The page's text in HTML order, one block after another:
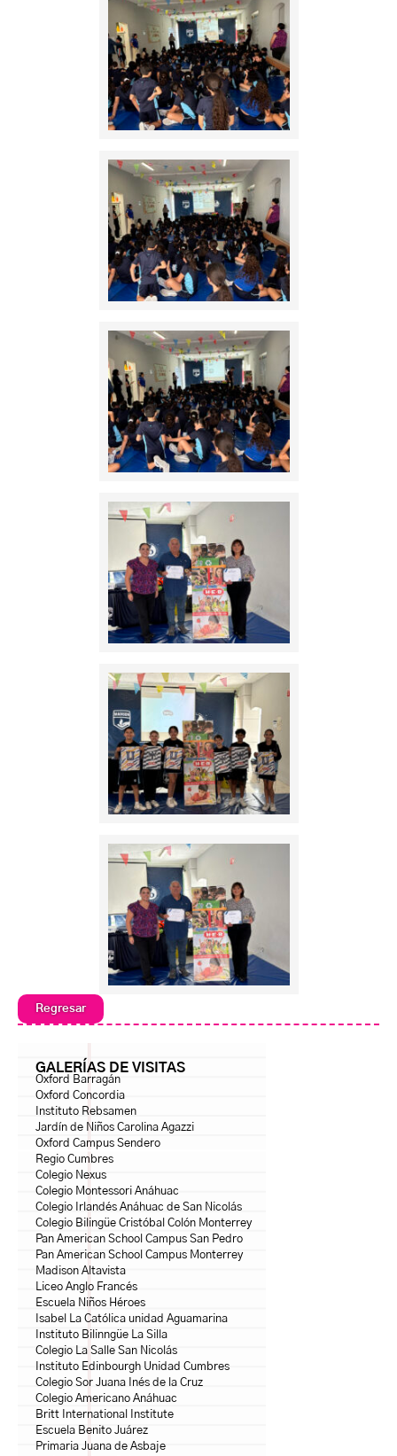
Regresar
GALERÍAS DE VISITAS
Oxford Barragán
Oxford Concordia
Instituto Rebsamen
Jardín de Niños Carolina Agazzi
Oxford Campus Sendero
Regio Cumbres
Colegio Nexus
Colegio Montessori Anáhuac
Colegio Irlandés Anáhuac de San Nicolás
Colegio Bilingüe Cristóbal Colón Monterrey
Pan American School Campus San Pedro
Pan American School Campus Monterrey
Madison Altavista
Liceo Anglo Francés
Escuela Niños Héroes
Isabel La Católica unidad Aguamarina
Instituto Bilinngüe La Silla
Colegio La Salle San Nicolás
Instituto Edinbourgh Unidad Cumbres
Colegio Sor Juana Inés de la Cruz
Colegio Americano Anáhuac
Britt International Institute
Escuela Benito Juárez
Primaria Juana de Asbaje